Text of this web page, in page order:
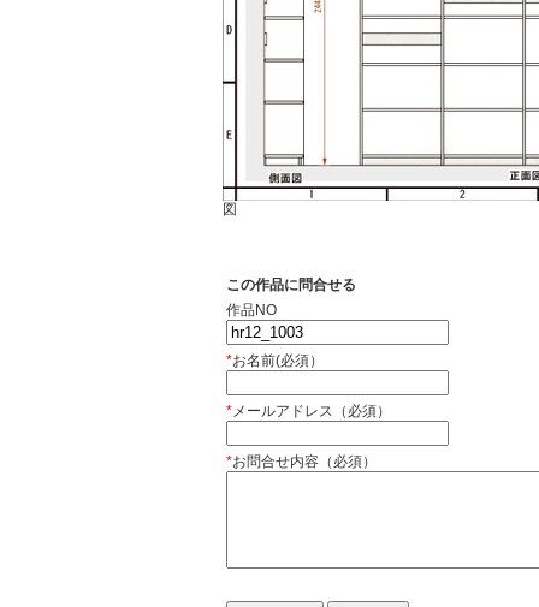
図
この作品に問合せる
作品NO
*お名前(必須）
*メールアドレス（必須）
*お問合せ内容（必須）